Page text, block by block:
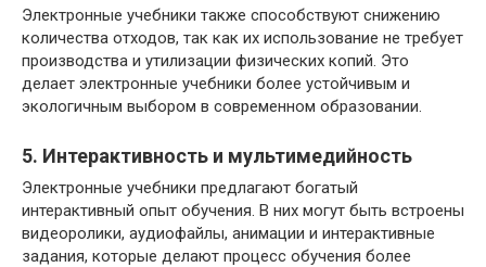
Электронные учебники также способствуют снижению
количества отходов, так как их использование не требует
производства и утилизации физических копий. Это
делает электронные учебники более устойчивым и
экологичным выбором в современном образовании.
5. Интерактивность и мультимедийность
Электронные учебники предлагают богатый
интерактивный опыт обучения. В них могут быть встроены
видеоролики, аудиофайлы, анимации и интерактивные
задания, которые делают процесс обучения более